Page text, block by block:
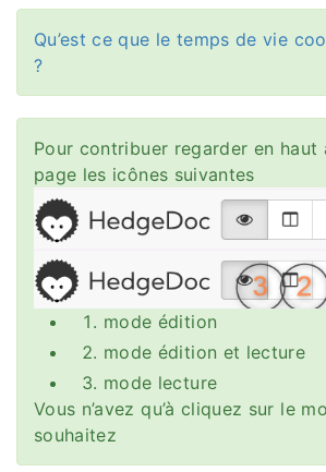
Qu’est ce que le temps de vie
?
Pour contribuer regarder en haut
page les icônes suivantes
mode édition
mode édition et lecture
mode lecture
Vous n’avez qu’à cliquez sur le
souhaitez